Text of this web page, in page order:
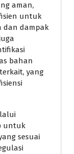
aman,
untuk
dan dampak
bahan
yang
untuk
sesuai